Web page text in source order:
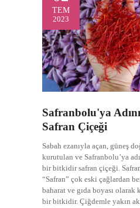
TEM
2023
Safranbolu'ya
Safran Çiçeği
Sabah ezanıyla açan, güneş
kurutulan ve Safranbolu’ya
bir bitkidir safran çiçeği.
“Safran” çok eski çağlardan
baharat ve gıda boyası olarak
bir bitkidir. Çiğdemle yakın